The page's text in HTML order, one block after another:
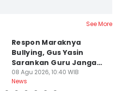
See More
Respon Maraknya
Bullying, Gus Yasin
Sarankan Guru Jangan
Bebani Siswa
08 Agu 2026, 10:40 WIB
News